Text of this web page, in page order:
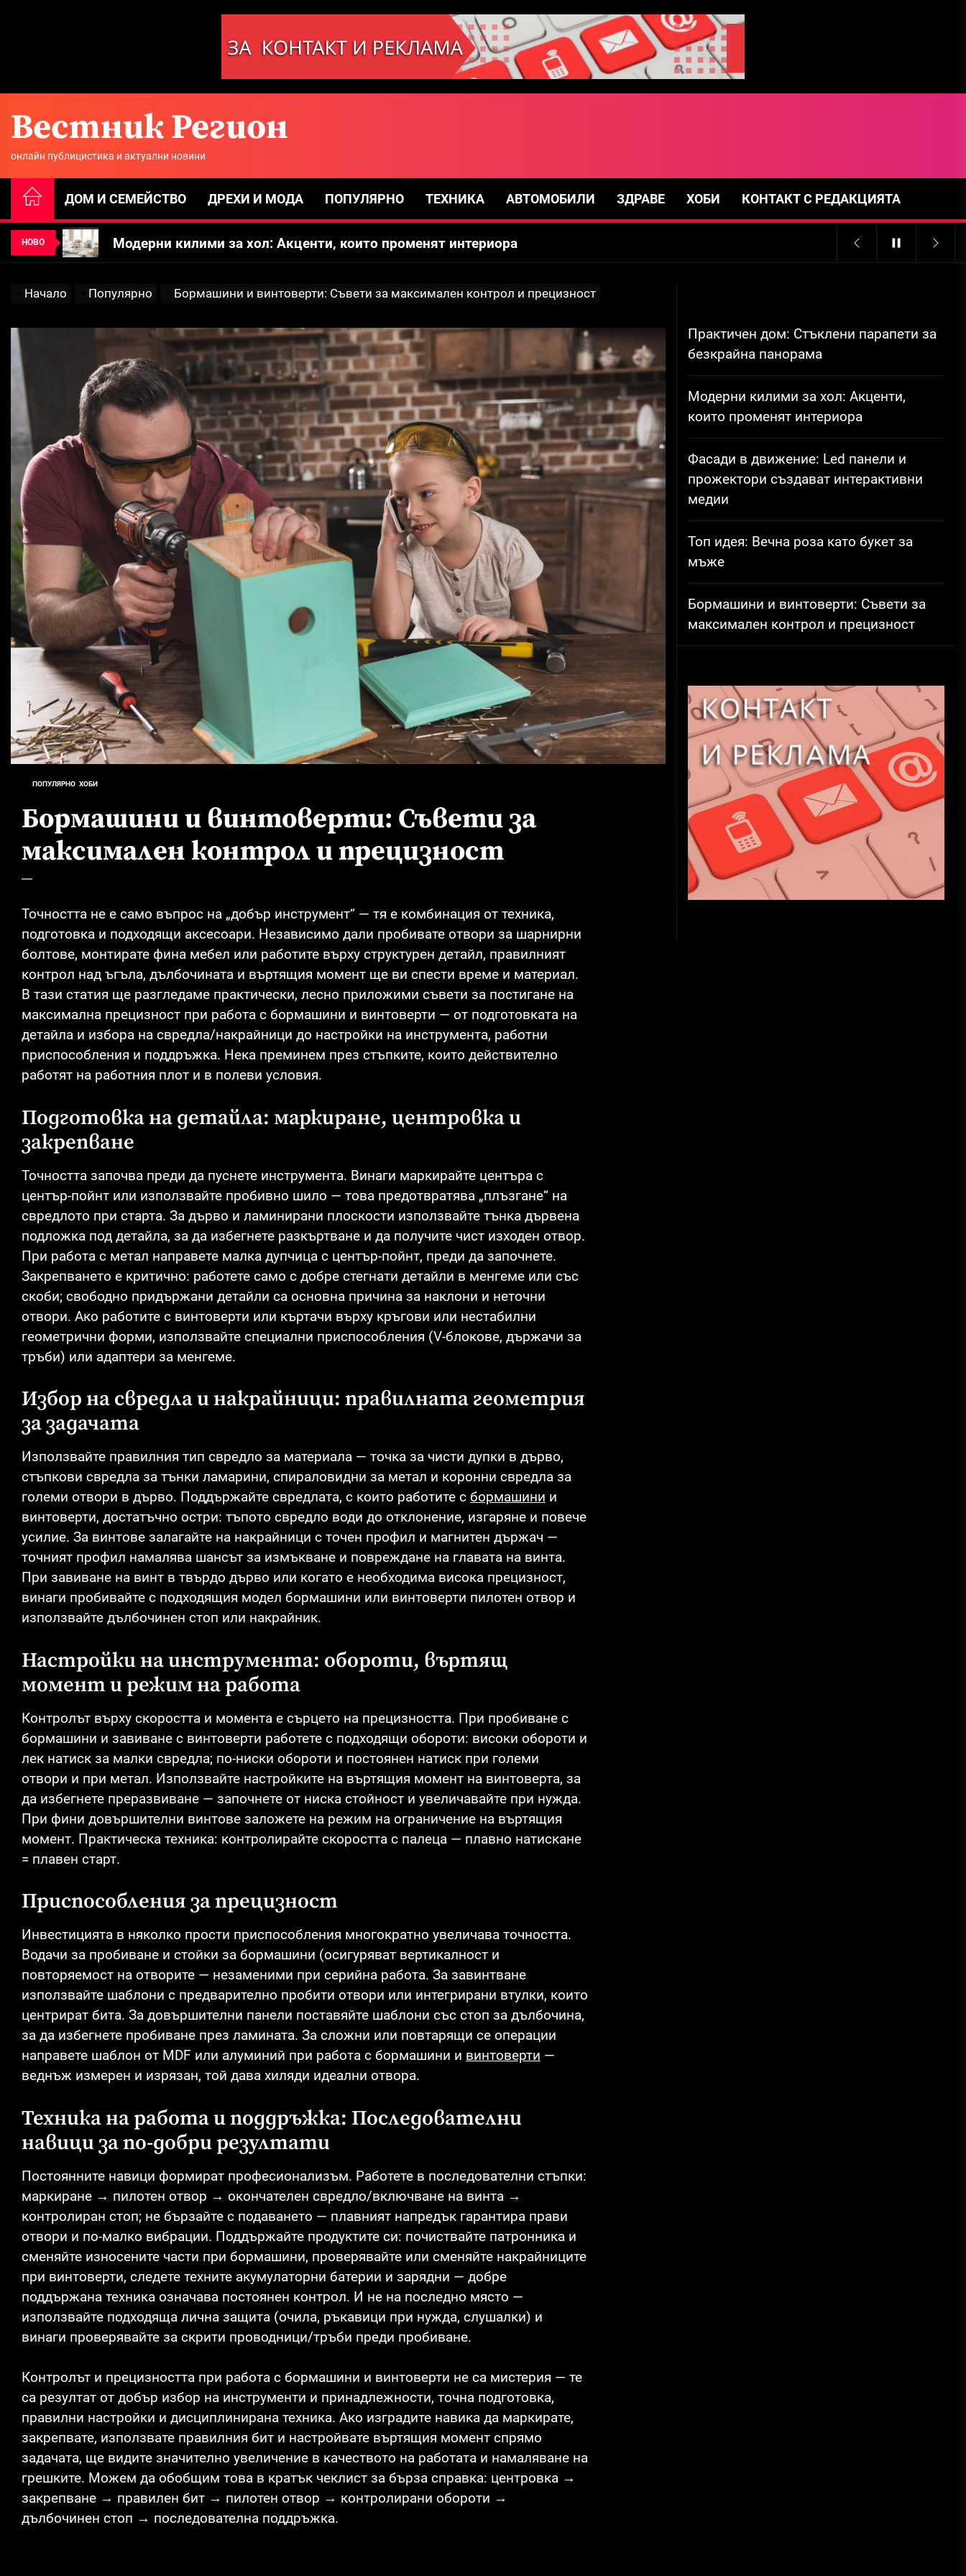
Вестник Регион
онлайн публицистика и актуални новини
ДОМ И СЕМЕЙСТВО ДРЕХИ И МОДА ПОПУЛЯРНО ТЕХНИКА АВТОМОБИЛИ ЗДРАВЕ ХОБИ КОНТАКТ С РЕДАКЦИЯТА
НОВО
Бормашини и винтоверти: Съвети за максимален контрол и прецизност
Фасади в движение: Led панели и прожектори създават интерактивни медии
Бормашини и винтоверти: Съвети за максимален контрол и прецизност
Практичен дом: Стъклени парапети за безкрайна панорама
Модерни килими за хол: Акценти, които променят интериора
Фасади в движение: Led панели и прожектори създават интерактивни медии
Топ идея: Вечна роза като букет за мъже
Бормашини и винтоверти: Съвети за максимален контрол и прецизност
Начало Популярно Бормашини и винтоверти: Съвети за максимален контрол и прецизност
ПОПУЛЯРНО ХОБИ
Бормашини и винтоверти: Съвети за
максимален контрол и прецизност
Точността не е само въпрос на „добър инструмент“ — тя е комбинация от техника,
подготовка и подходящи аксесоари. Независимо дали пробивате отвори за шарнирни
болтове, монтирате фина мебел или работите върху структурен детайл, правилният
контрол над ъгъла, дълбочината и въртящия момент ще ви спести време и материал.
В тази статия ще разгледаме практически, лесно приложими съвети за постигане на
максимална прецизност при работа с бормашини и винтоверти — от подготовката на
детайла и избора на свредла/накрайници до настройки на инструмента, работни
приспособления и поддръжка. Нека преминем през стъпките, които действително
работят на работния плот и в полеви условия.
Подготовка на детайла: маркиране, центровка и
закрепване
Точността започва преди да пуснете инструмента. Винаги маркирайте центъра с
център-пойнт или използвайте пробивно шило — това предотвратява „плъзгане“ на
свредлото при старта. За дърво и ламинирани плоскости използвайте тънка дървена
подложка под детайла, за да избегнете разкъртване и да получите чист изходен отвор.
При работа с метал направете малка дупчица с център-пойнт, преди да започнете.
Закрепването е критично: работете само с добре стегнати детайли в менгеме или със
скоби; свободно придържани детайли са основна причина за наклони и неточни
отвори. Ако работите с винтоверти или къртачи върху кръгови или нестабилни
геометрични форми, използвайте специални приспособления (V-блокове, държачи за
тръби) или адаптери за менгеме.
Избор на свредла и накрайници: правилната геометрия
за задачата
Използвайте правилния тип свредло за материала — точка за чисти дупки в дърво,
стъпкови свредла за тънки ламарини, спираловидни за метал и коронни свредла за
големи отвори в дърво. Поддържайте свредлата, с които работите с бормашини и
винтоверти, достатъчно остри: тъпото свредло води до отклонение, изгаряне и повече
усилие. За винтове залагайте на накрайници с точен профил и магнитен държач —
точният профил намалява шансът за измъкване и повреждане на главата на винта.
При завиване на винт в твърдо дърво или когато е необходима висока прецизност,
винаги пробивайте с подходящия модел бормашини или винтоверти пилотен отвор и
използвайте дълбочинен стоп или накрайник.
Настройки на инструмента: обороти, въртящ
момент и режим на работа
Контролът върху скоростта и момента е сърцето на прецизността. При пробиване с
бормашини и завиване с винтоверти работете с подходящи обороти: високи обороти и
лек натиск за малки свредла; по-ниски обороти и постоянен натиск при големи
отвори и при метал. Използвайте настройките на въртящия момент на винтоверта, за
да избегнете преразвиване — започнете от ниска стойност и увеличавайте при нужда.
При фини довършителни винтове заложете на режим на ограничение на въртящия
момент. Практическа техника: контролирайте скоростта с палеца — плавно натискане
= плавен старт.
Приспособления за прецизност
Инвестицията в няколко прости приспособления многократно увеличава точността.
Водачи за пробиване и стойки за бормашини (осигуряват вертикалност и
повторяемост на отворите — незаменими при серийна работа. За завинтване
използвайте шаблони с предварително пробити отвори или интегрирани втулки, които
центрират бита. За довършителни панели поставяйте шаблони със стоп за дълбочина,
за да избегнете пробиване през ламината. За сложни или повтарящи се операции
направете шаблон от MDF или алуминий при работа с бормашини и винтоверти —
веднъж измерен и изрязан, той дава хиляди идеални отвора.
Техника на работа и поддръжка: Последователни
навици за по-добри резултати
Постоянните навици формират професионализъм. Работете в последователни стъпки:
маркиране → пилотен отвор → окончателен свредло/включване на винта →
контролиран стоп; не бързайте с подаването — плавният напредък гарантира прави
отвори и по-малко вибрации. Поддържайте продуктите си: почиствайте патронника и
сменяйте износените части при бормашини, проверявайте или сменяйте накрайниците
при винтоверти, следете техните акумулаторни батерии и зарядни — добре
поддържана техника означава постоянен контрол. И не на последно място —
използвайте подходяща лична защита (очила, ръкавици при нужда, слушалки) и
винаги проверявайте за скрити проводници/тръби преди пробиване.
Контролът и прецизността при работа с бормашини и винтоверти не са мистерия — те
са резултат от добър избор на инструменти и принадлежности, точна подготовка,
правилни настройки и дисциплинирана техника. Ако изградите навика да маркирате,
закрепвате, използвате правилния бит и настройвате въртящия момент спрямо
задачата, ще видите значително увеличение в качеството на работата и намаляване на
грешките. Можем да обобщим това в кратък чеклист за бърза справка: центровка →
закрепване → правилен бит → пилотен отвор → контролирани обороти →
дълбочинен стоп → последователна поддръжка.
Практичен дом: Стъклени парапети за
безкрайна панорама
Модерни килими за хол: Акценти,
които променят интериора
Фасади в движение: Led панели и
прожектори създават интерактивни
медии
Топ идея: Вечна роза като букет за
мъже
Бормашини и винтоверти: Съвети за
максимален контрол и прецизност